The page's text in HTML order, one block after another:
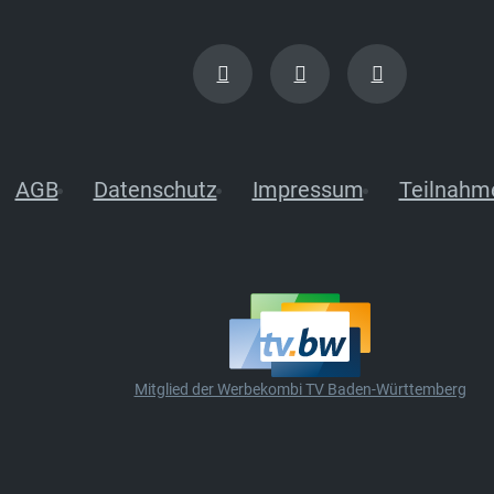
AGB Datenschutz Impressum
Mitglied der Werbekombi TV Baden-Württemberg